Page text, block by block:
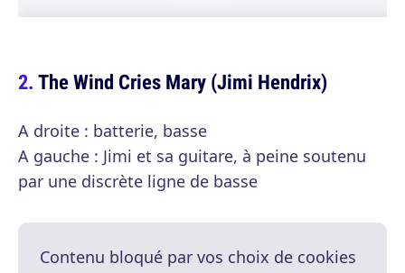
The Wind Cries Mary (Jimi Hendrix)
A droite : batterie, basse
A gauche : Jimi et sa guitare, à peine soutenu
par une discrète ligne de basse
Contenu bloqué par vos choix de cookies